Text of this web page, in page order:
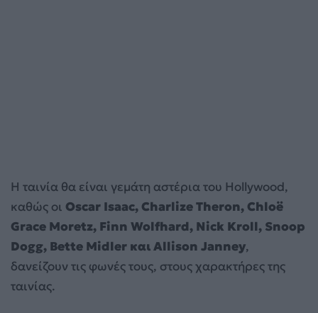
Η ταινία θα είναι γεμάτη αστέρια του Hollywood,
καθώς οι Oscar Isaac, Charlize Theron, Chloë
Grace Moretz, Finn Wolfhard, Nick Kroll, Snoop
Dogg, Bette Midler και Allison Janney,
δανείζουν τις φωνές τους, στους χαρακτήρες της
ταινίας.